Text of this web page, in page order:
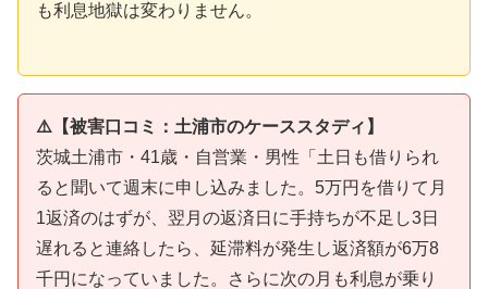
も利息地獄は変わりません。
⚠️【被害口コミ：土浦市のケーススタディ】
茨城土浦市・41歳・自営業・男性「土日も借りられ
ると聞いて週末に申し込みました。5万円を借りて月
1返済のはずが、翌月の返済日に手持ちが不足し3日
遅れると連絡したら、延滞料が発生し返済額が6万8
千円になっていました。さらに次の月も利息が乗り